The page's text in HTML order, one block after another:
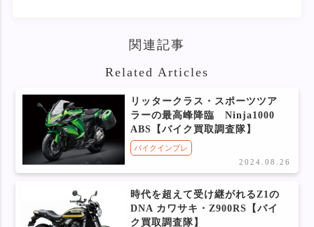
関連記事
Related Articles
リッタークラス・スポーツツア
ラーの最高峰降臨 Ninja1000
ABS【バイク買取調査隊】
バイクインプレ
2024.08.26
時代を超えて受け継がれるZ1の
DNA カワサキ・Z900RS【バイ
ク買取調査隊】